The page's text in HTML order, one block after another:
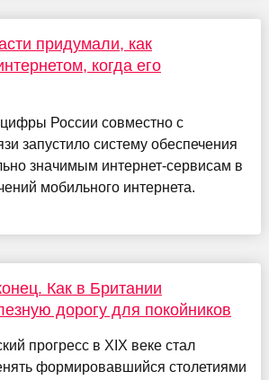
придумали, как
когда его
России совместно с
запустило систему обеспечения
значимым интернет-сервисам в
мобильного интернета.
Как в Британии
дорогу для покойников
прогресс в XIX веке стал
формировавшийся столетиями